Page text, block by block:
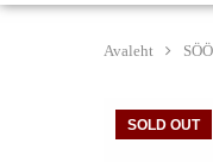
Avaleht
SOLD OUT